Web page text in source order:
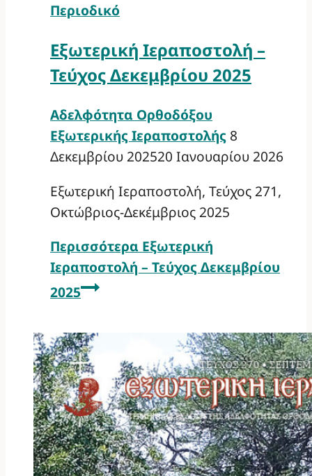
Περιοδικό
Εξωτερική Ιεραποστολή –
Τεύχος Δεκεμβρίου 2025
Αδελφότητα Ορθοδόξου
Εξωτερικής Ιεραποστολής 8
Δεκεμβρίου 202520 Ιανουαρίου 2026
Εξωτερική Ιεραποστολή, Τεύχος 271,
Οκτώβριος-Δεκέμβριος 2025
Περισσότερα Εξωτερική
Ιεραποστολή – Τεύχος Δεκεμβρίου
2025